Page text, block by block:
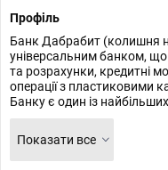
Профіль
Банк Дабрабит (колишня
універсальним банком, що
та розрахунки, кредитні
операції з пластиковими
Банку є один із
Показати все